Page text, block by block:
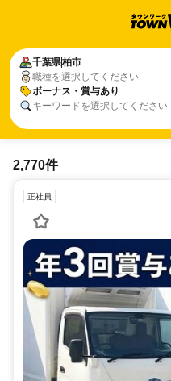
千葉県柏市
職種を選択してください
ボーナス・賞与あり
キーワードを選択してください
2,770件
正社員